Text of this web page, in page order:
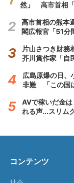
然」 高市首相
高市首相の熊本
閣広報官「51分
片山さつき財
芥川賞作家「自
広島原爆の日、
非難 「この国
AVで稼いだ金
れる声...スリム
コンテンツ